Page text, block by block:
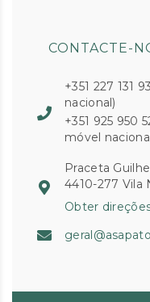
CONTACTE-
+351 227 131
nacional)
+351 925 950
móvel
Praceta
4410-277 Vila
Obter